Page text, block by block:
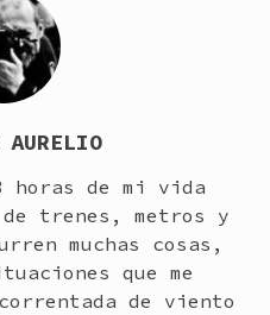
AURELIO
horas de mi vida
trenes, metros y
muchas cosas,
que me
de viento